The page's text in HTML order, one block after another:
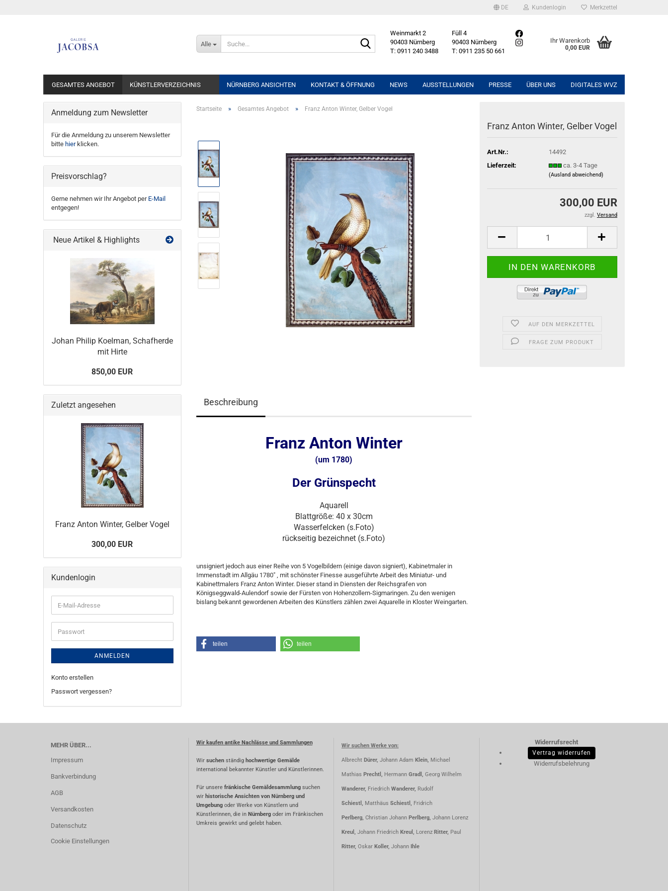
DE Kundenlogin Merkzettel
Alle
Suche...
Weinmarkt 2
Füll 4
90403 Nürnberg
90403 Nürnberg
T: 0911 240 3488
T: 0911 235 50 661
Ihr Warenkorb
0,00 EUR
GESAMTES ANGEBOT KÜNSTLERVERZEICHNIS NÜRNBERG ANSICHTEN KONTAKT & ÖFFNUNG NEWS AUSSTELLUNGEN PRESSE ÜBER UNS DIGITALES WVZ
Startseite » Gesamtes Angebot » Franz Anton Winter, Gelber Vogel
Franz Anton Winter, Gelber Vogel
Art.Nr.:
14492
Lieferzeit:
ca. 3-4 Tage
(Ausland abweichend)
300,00 EUR
zzgl. Versand
AUF DEN MERKZETTEL
FRAGE ZUM PRODUKT
Beschreibung
Franz Anton Winter
(um 1780)
Der Grünspecht
Aquarell
Blattgröße: 40 x 30cm
Wasserfelcken (s.Foto)
rückseitig bezeichnet (s.Foto)
unsigniert jedoch aus einer Reihe von 5 Vogelbildern (einige davon signiert), Kabinetmaler in
Immenstadt im Allgäu 1780" , mit schönster Finesse ausgeführte Arbeit des Miniatur- und
Kabinettmalers Franz Anton Winter. Dieser stand in Diensten der Reichsgrafen von
Königseggwald-Aulendorf sowie der Fürsten von Hohenzollern-Sigmaringen. Zu den wenigen
bislang bekannt gewordenen Arbeiten des Künstlers zählen zwei Aquarelle in Kloster Weingarten.
teilen teilen
Anmeldung zum Newsletter
Für die Anmeldung zu unserem Newsletter
bitte hierklicken.
Preisvorschlag?
Gerne nehmen wir Ihr Angebot per E-Mail
entgegen!
Neue Artikel & Highlights
Johan Philip Koelman, Schafherde
mit Hirte
850,00 EUR
Zuletzt angesehen
Franz Anton Winter, Gelber Vogel
300,00 EUR
Kundenlogin
E-
Mail-
Adresse
Passwort
ANMELDEN
Konto erstellen
Passwort vergessen?
MEHR ÜBER...
Impressum
Bankverbindung
AGB
Versandkosten
Datenschutz
Cookie Einstellungen
Wir kaufen antike Nachlässe und Sammlungen
Wir suchen ständig hochwertige Gemälde
international bekannter Künstler und Künstlerinnen.
Für unserefränkische Gemäldesammlungsuchen
wir historische Ansichten von Nürnberg und
Umgebungoder Werke von Künstlern und
Künstlerinnen, die in Nürnberg oder im Fränkischen
Umkreis gewirkt und gelebt haben.
Wir suchen Werke von:
Albrecht Dürer, Johann Adam Klein, Michael
Mathias Prechtl, Hermann Gradl, Georg Wilhelm
Wanderer, Friedrich Wanderer, Rudolf
Schiestl, Matthäus Schiestl, Fridrich
Perlberg, Christian Johann Perlberg, Johann Lorenz
Kreul, Johann Friedrich Kreul, Lorenz Ritter, Paul
Ritter, Oskar Koller, Johann Ihle
Widerrufsrecht
Vertrag widerrufen
Widerrufsbelehrung